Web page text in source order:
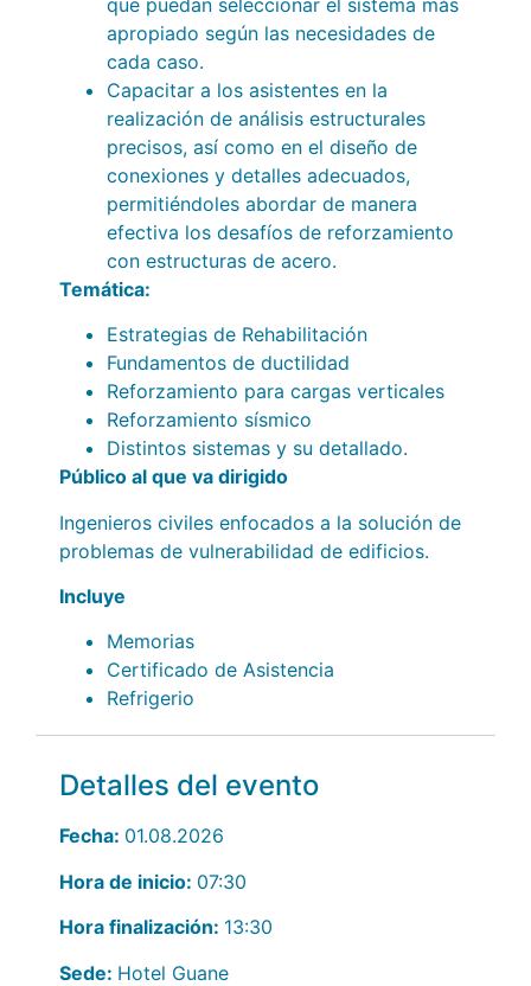
apropiado según las necesidades de
cada caso.
Capacitar a los asistentes en la
realización de análisis estructurales
precisos, así como en el diseño de
conexiones y detalles adecuados,
permitiéndoles abordar de manera
efectiva los desafíos de reforzamiento
con estructuras de acero.
Temática:
Estrategias de Rehabilitación
Fundamentos de ductilidad
Reforzamiento para cargas verticales
Reforzamiento sísmico
Distintos sistemas y su detallado.
Público al que va dirigido
Ingenieros civiles enfocados a la solución de
problemas de vulnerabilidad de edificios.
Incluye
Memorias
Certificado de Asistencia
Refrigerio
Detalles del evento
Fecha: 01.08.2026
Hora de inicio: 07:30
Hora finalización: 13:30
Sede: Hotel Guane